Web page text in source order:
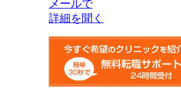
メールで
詳細を聞く